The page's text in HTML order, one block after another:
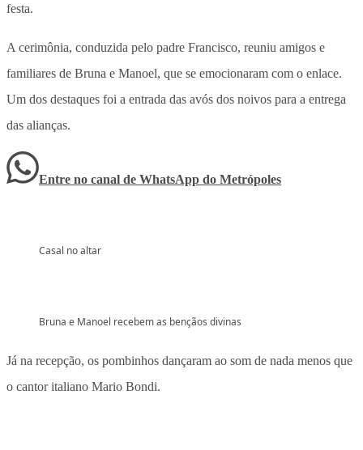
festa.
A cerimônia, conduzida pelo padre Francisco, reuniu amigos e
familiares de Bruna e Manoel, que se emocionaram com o enlace.
Um dos destaques foi a entrada das avós dos noivos para a entrega
das alianças.
Entre no canal de WhatsApp do Metrópoles
Casal no altar
Bruna e Manoel recebem as bençãos divinas
Já na recepção, os pombinhos dançaram ao som de nada menos que
o cantor italiano Mario Bondi.